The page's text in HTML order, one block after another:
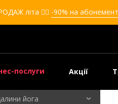
літа ❤️‍🔥 -90% на
послуги
для дівчат
для дітей
для дівчат
для дітей
йога
Акції